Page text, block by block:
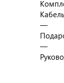
—
—